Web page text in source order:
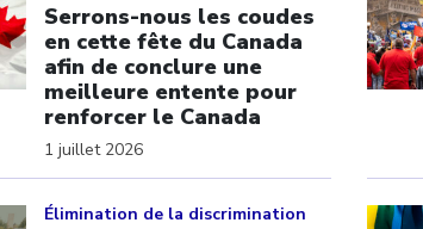
Serrons-nous les coudes
en cette fête du Canada
afin de conclure une
meilleure entente pour
renforcer le Canada
1 juillet 2026
Élimination de la discrimination